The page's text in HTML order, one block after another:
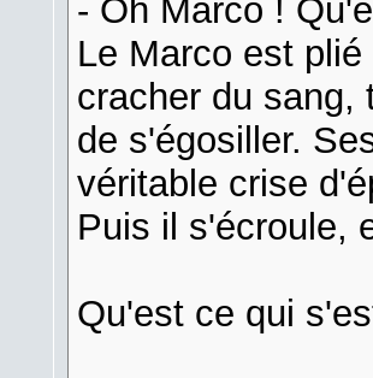
- Oh Marco !
Le Marco est
cracher du sang,
de s'égosiller.
véritable crise
Puis il s'écroule,
Qu'est ce qui